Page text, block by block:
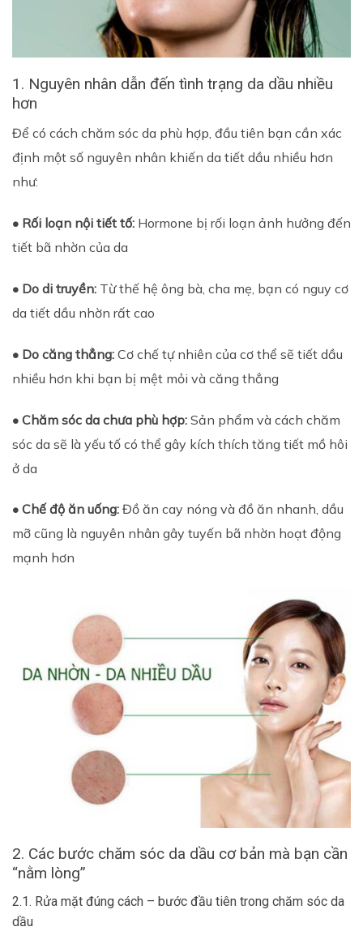
1. Nguyên nhân dẫn đến tình trạng da dầu nhiều
hơn
Để có cách chăm sóc da phù hợp, đầu tiên bạn cần xác
định một số nguyên nhân khiến da tiết dầu nhiều hơn
như:
• Rối loạn nội tiết tố: Hormone bị rối loạn ảnh hưởng đến
tiết bã nhờn của da
• Do di truyền: Từ thế hệ ông bà, cha mẹ, bạn có nguy cơ
da tiết dầu nhờn rất cao
• Do căng thẳng: Cơ chế tự nhiên của cơ thể sẽ tiết dầu
nhiều hơn khi bạn bị mệt mỏi và căng thẳng
• Chăm sóc da chưa phù hợp: Sản phẩm và cách chăm
sóc da sẽ là yếu tố có thể gây kích thích tăng tiết mồ hôi
ở da
• Chế độ ăn uống: Đồ ăn cay nóng và đồ ăn nhanh, dầu
mỡ cũng là nguyên nhân gây tuyến bã nhờn hoạt động
mạnh hơn
2. Các bước chăm sóc da dầu cơ bản mà bạn cần
“nằm lòng”
2.1. Rửa mặt đúng cách – bước đầu tiên trong chăm sóc da
dầu